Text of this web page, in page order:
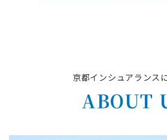
京都インシュアランス
ABOUT